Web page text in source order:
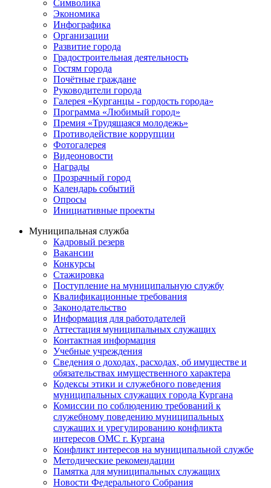
Символика
Экономика
Инфографика
Организации
Развитие города
Градостроительная деятельность
Гостям города
Почётные граждане
Руководители города
Галерея «Курганцы - гордость города»
Программа «Любимый город»
Премия «Трудящаяся молодежь»
Противодействие коррупции
Фотогалерея
Видеоновости
Награды
Прозрачный город
Календарь событий
Опросы
Инициативные проекты
Муниципальная служба
Кадровый резерв
Вакансии
Конкурсы
Стажировка
Поступление на муниципальную службу
Квалификационные требования
Законодательство
Информация для работодателей
Аттестация муниципальных служащих
Контактная информация
Учебные учреждения
Сведения о доходах, расходах, об имуществе и
обязательствах имущественного характера
Кодексы этики и служебного поведения
муниципальных служащих города Кургана
Комиссии по соблюдению требований к
служебному поведению муниципальных
служащих и урегулированию конфликта
интересов ОМС г. Кургана
Конфликт интересов на муниципальной службе
Методические рекомендации
Памятка для муниципальных служащих
Новости Федерального Cобрания